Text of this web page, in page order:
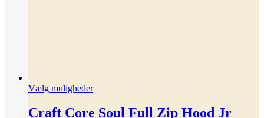
Vælg mulighederDette
har
Craft Core Soul Full Zip Hood Jr